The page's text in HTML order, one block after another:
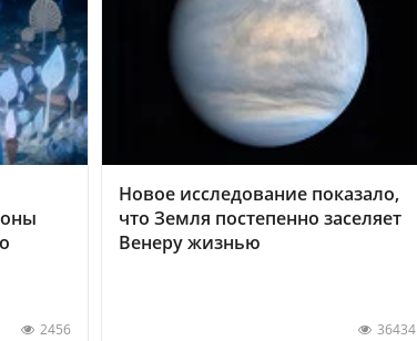
2456
Новое исследование показало,
что Земля постепенно заселяет
Венеру жизнью
36434